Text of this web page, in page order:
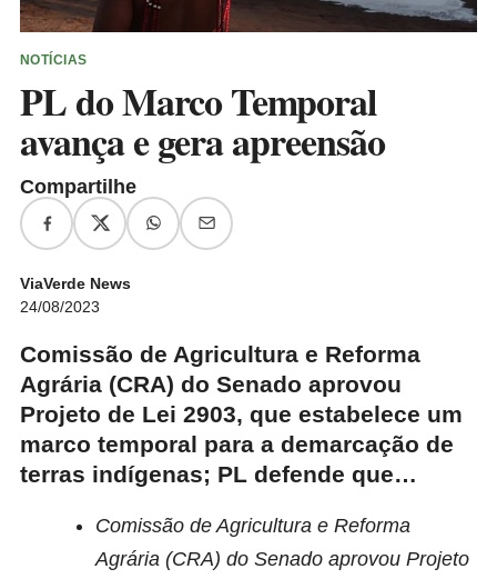
NOTÍCIAS
PL do Marco Temporal
avança e gera apreensão
Compartilhe
ViaVerde News
24/08/2023
Comissão de Agricultura e Reforma
Agrária (CRA) do Senado aprovou
Projeto de Lei 2903, que estabelece um
marco temporal para a demarcação de
terras indígenas; PL defende que…
Comissão de Agricultura e Reforma
Agrária (CRA) do Senado aprovou Projeto